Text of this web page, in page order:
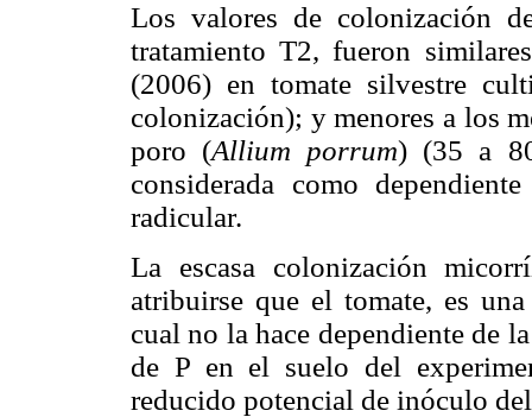
Los valores de colonización
tratamiento T2, fueron
(2006) en tomate silvestre
colonización); y menores a los
poro (Allium porrum) (35 a
considerada como
radicular.
La escasa colonización
atribuirse que el tomate, es
cual no la hace dependiente de
de P en el suelo del
reducido potencial de inóculo